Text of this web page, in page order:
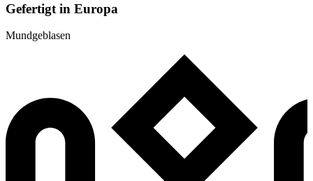
Gefertigt in Europa
Mundgeblasen